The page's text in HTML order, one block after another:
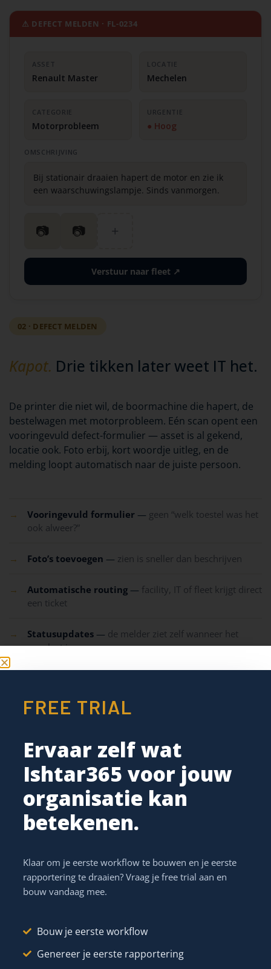
⚠ DEFECT MELDEN · FL-0234
ASSET
Renault Master
LOCATIE
Mechelen
CATEGORIE
Motorprobleem
URGENTIE
● Hoog
OMSCHRIJVING
Bij stationair draaien hapert de motor en zie ik
een waarschuwingslampje. Sinds vanmorgen.
📷 📷 +
Verstuur naar fleet ↗
02 · DEFECT MELDEN
Kapot. Drie tikken later weet IT het.
De printer die niet wil, de boormachine die hapert, de
bestelwagen met motorprobleem. Eén scan opent een
vooringevuld defect-formulier — asset is al gekend,
locatie ook. Foto erbij, kort woordje uitleg, en de
melding loopt automatisch naar de juiste persoon.
→ Vooringevuld formulier — geen “welk toestel was het
ook alweer?”
→ Foto’s toevoegen — zien is sneller dan beschrijven
→ Automatische routing — facility, IT of fleet krijgt direct
een ticket
→ Statusupdates — de melder ziet zelf wanneer het
opgelost is
werkdag.
Geen geprinte lijsten meer, geen kruisjes op een
klembord. Loop door het gebouw, scan elk asset dat je
tegenkomt, en Ishtar365 markeert het als “gezien op
deze datum, deze locatie”. Alles wat na de rondgang
iets mee.
Locatie-update—een laptop op een ander bureau?
FREE TRIAL
Ervaar zelf wat
Ishtar365 voor jouw
organisatie kan
betekenen.
Klaar om je eerste workflow te bouwen en je eerste
rapportering te draaien? Vraag je free trial aan en
bouw vandaag mee.
Bouw je eerste workflow
Genereer je eerste rapportering